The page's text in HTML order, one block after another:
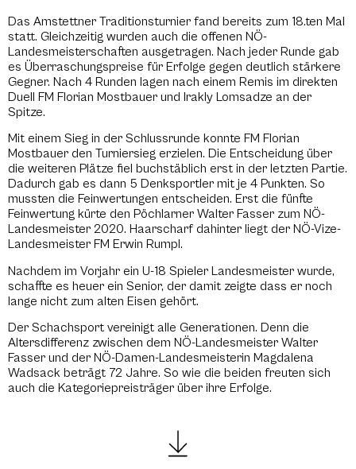
Das Amstettner Traditionsturnier fand bereits zum 18.ten Mal
statt. Gleichzeitig wurden auch die offenen NÖ-
Landesmeisterschaften ausgetragen. Nach jeder Runde gab
es Überraschungspreise für Erfolge gegen deutlich stärkere
Gegner. Nach 4 Runden lagen nach einem Remis im direkten
Duell FM Florian Mostbauer und Irakly Lomsadze an der
Spitze.
Mit einem Sieg in der Schlussrunde konnte FM Florian
Mostbauer den Turniersieg erzielen. Die Entscheidung über
die weiteren Plätze fiel buchstäblich erst in der letzten Partie.
Dadurch gab es dann 5 Denksportler mit je 4 Punkten. So
mussten die Feinwertungen entscheiden. Erst die fünfte
Feinwertung kürte den Pöchlarner Walter Fasser zum NÖ-
Landesmeister 2020. Haarscharf dahinter liegt der NÖ-Vize-
Landesmeister FM Erwin Rumpl.
Nachdem im Vorjahr ein U-18 Spieler Landesmeister wurde,
schaffte es heuer ein Senior, der damit zeigte dass er noch
lange nicht zum alten Eisen gehört.
Der Schachsport vereinigt alle Generationen. Denn die
Altersdifferenz zwischen dem NÖ-Landesmeister Walter
Fasser und der NÖ-Damen-Landesmeisterin Magdalena
Wadsack beträgt 72 Jahre. So wie die beiden freuten sich
auch die Kategoriepreisträger über ihre Erfolge.